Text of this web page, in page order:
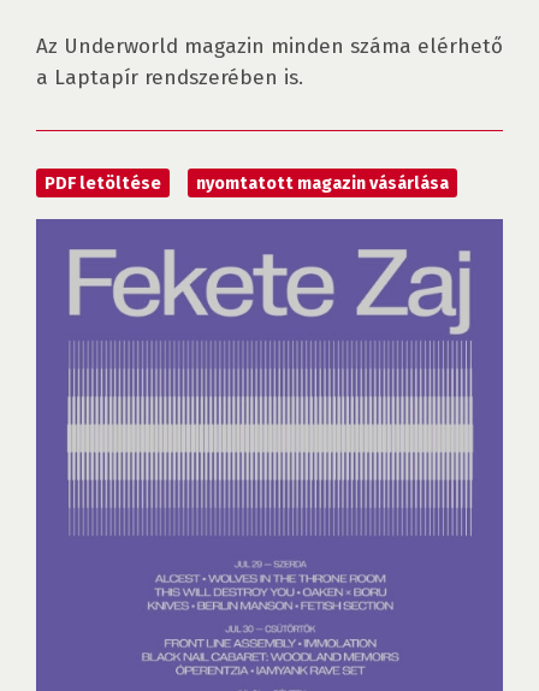
Az Underworld magazin minden száma elérhető
a Laptapír rendszerében is.
PDF letöltése nyomtatott magazin vásárlása